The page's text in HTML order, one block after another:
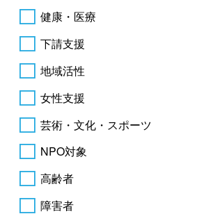
健康・医療
下請支援
地域活性
女性支援
芸術・文化・スポーツ
NPO対象
高齢者
障害者